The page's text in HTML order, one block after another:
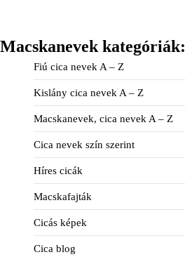
Macskanevek kategóriák:
Fiú cica nevek A – Z
Kislány cica nevek A – Z
Macskanevek, cica nevek A – Z
Cica nevek szín szerint
Híres cicák
Macskafajták
Cicás képek
Cica blog